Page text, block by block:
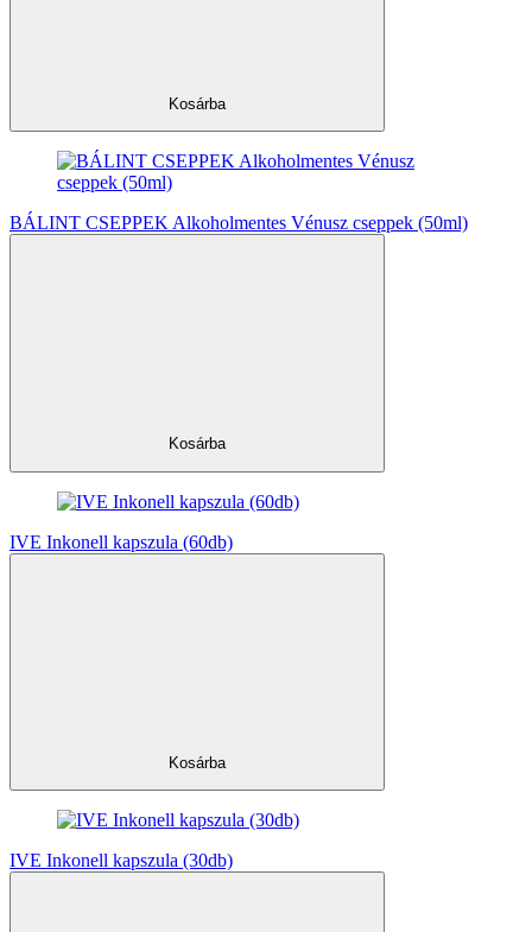
Kosárba
BÁLINT CSEPPEK Alkoholmentes Vénusz cseppek (50ml)
Kosárba
IVE Inkonell kapszula (60db)
Kosárba
IVE Inkonell kapszula (30db)